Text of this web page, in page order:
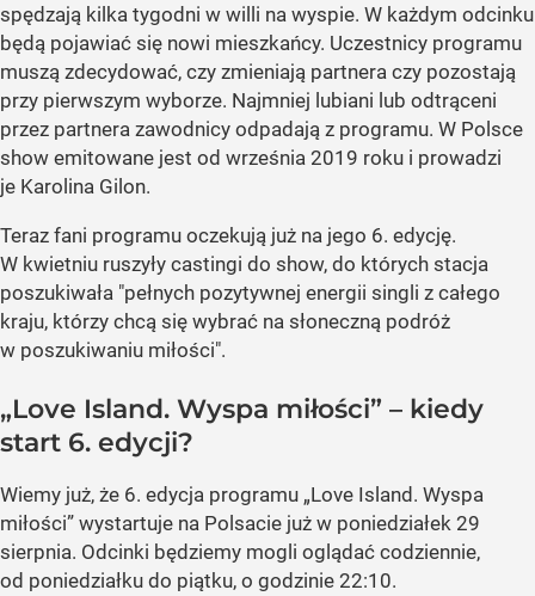
spędzają kilka tygodni w willi na wyspie. W każdym odcinku
będą pojawiać się nowi mieszkańcy. Uczestnicy programu
muszą zdecydować, czy zmieniają partnera czy pozostają
przy pierwszym wyborze. Najmniej lubiani lub odtrąceni
przez partnera zawodnicy odpadają z programu. W Polsce
show emitowane jest od września 2019 roku i prowadzi
je Karolina Gilon.
Teraz fani programu oczekują już na jego 6. edycję.
W kwietniu ruszyły castingi do show, do których stacja
poszukiwała "pełnych pozytywnej energii singli z całego
kraju, którzy chcą się wybrać na słoneczną podróż
w poszukiwaniu miłości".
„Love Island. Wyspa miłości” – kiedy
start 6. edycji?
Wiemy już, że 6. edycja programu „Love Island. Wyspa
miłości” wystartuje na Polsacie już w poniedziałek 29
sierpnia. Odcinki będziemy mogli oglądać codziennie,
od poniedziałku do piątku, o godzinie 22:10.